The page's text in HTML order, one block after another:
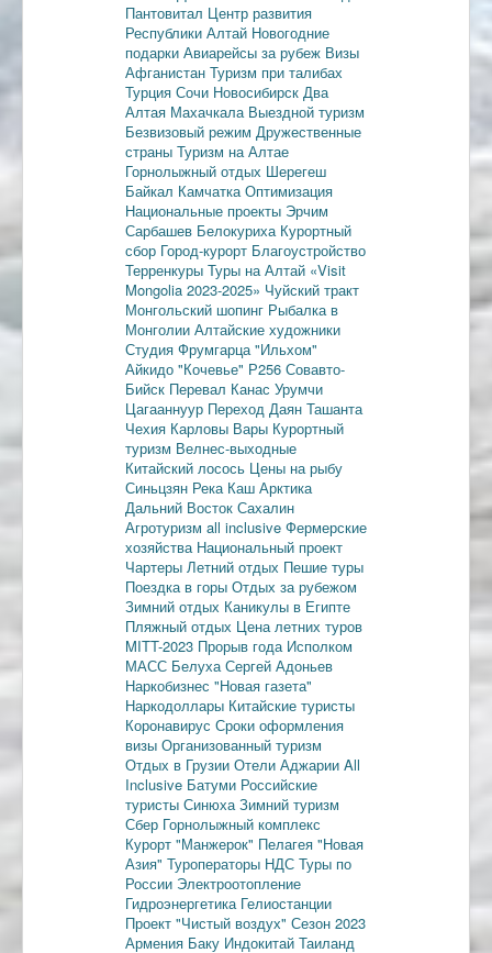
Пантовитал Центр развития
Республики Алтай Новогодние
подарки Авиарейсы за рубеж Визы
Афганистан Туризм при талибах
Турция Сочи Новосибирск Два
Алтая Махачкала Выездной туризм
Безвизовый режим Дружественные
страны Туризм на Алтае
Горнолыжный отдых Шерегеш
Байкал КамчаткаОптимизация
Национальные проекты Эрчим
Сарбашев Белокуриха Курортный
сбор Город-курорт Благоустройство
Терренкуры Туры на Алтай «Visit
Mongolia 2023-2025» Чуйский тракт
Монгольский шопинг Рыбалка в
Монголии Алтайские художники
Студия Фрумгарца"Ильхом"
Айкидо "Кочевье" Р256 Совавто-
Бийск Перевал Канас Урумчи
Цагааннуур Переход Даян Ташанта
Чехия Карловы Вары Курортный
туризм Велнес-выходные
Китайский лосось Цены на рыбу
Синьцзян Река Каш Арктика
Дальний Восток Сахалин
Агротуризм all inclusive Фермерские
хозяйства Национальный проект
Чартеры Летний отдых Пешие туры
Поездка в горы Отдых за рубежом
Зимний отдых Каникулы в Египте
Пляжный отдых Цена летних туров
MITT-2023 Прорыв года Исполком
МАСС БелухаСергей Адоньев
Наркобизнес "Новая газета"
Наркодоллары Китайские туристы
Коронавирус Сроки оформления
визы Организованный туризм
Отдых в Грузии Отели Аджарии All
Inclusive Батуми Российские
туристы СинюхаЗимний туризм
Сбер Горнолыжный комплекс
Курорт "Манжерок" Пелагея "Новая
Азия" Туроператоры НДС Туры по
России Электроотопление
Гидроэнергетика Гелиостанции
Проект "Чистый воздух" Сезон 2023
Армения Баку Индокитай Таиланд